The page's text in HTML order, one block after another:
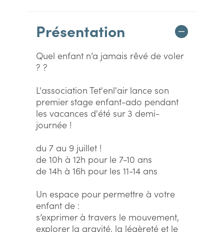
Présentation
Quel enfant n’a jamais rêvé de voler
? ?
L'association Tet'enl'air lance son
premier stage enfant-ado pendant
les vacances d'été sur 3 demi-
journée !
du 7 au 9 juillet !
de 10h à 12h pour le 7-10 ans
de 14h à 16h pour les 11-14 ans
Un espace pour permettre à votre
enfant de :
s’exprimer à travers le mouvement,
explorer la gravité, la légèreté et le